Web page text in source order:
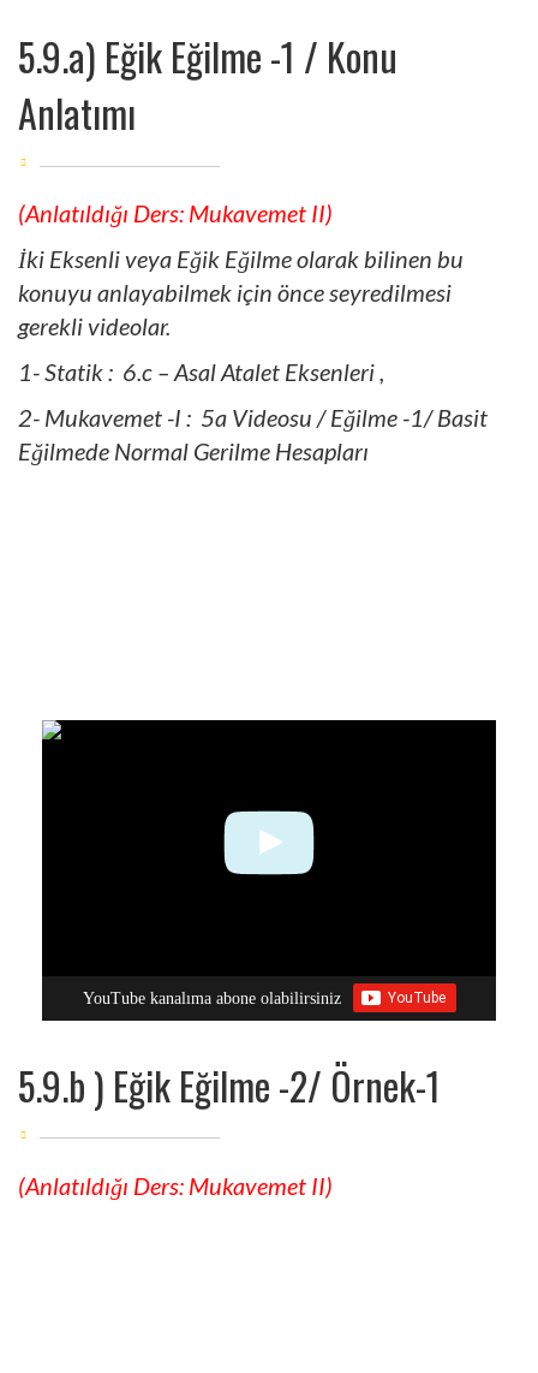
5.9.a) Eğik Eğilme -1 / Konu
Anlatımı
(Anlatıldığı Ders: Mukavemet II)
İki Eksenli veya Eğik Eğilme olarak bilinen bu
konuyu anlayabilmek için önce seyredilmesi
gerekli videolar.
1- Statik : 6.c – Asal Atalet Eksenleri,
2- Mukavemet -I : 5a Videosu / Eğilme -1/ Basit
Eğilmede Normal Gerilme Hesapları
YouTube kanalıma abone olabilirsiniz
5.9.b ) Eğik Eğilme -2/ Örnek-1
(Anlatıldığı Ders: Mukavemet II)